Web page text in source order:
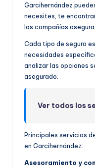
Garcihernández
necesites, te
las compañías
Cada tipo de seguro
necesidades
analizar las opciones
asegurado.
Ver todos los
Principales servicios
en Garcihernández:
Asesoramiento y